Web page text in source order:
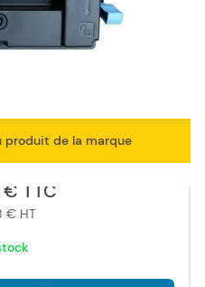
noir - toner compatible
de la marque
€ TTC
€ HT